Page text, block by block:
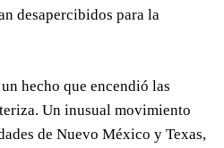
desapercibidos para la
hecho que encendió las
Un inusual movimiento
de Nuevo México y Texas,